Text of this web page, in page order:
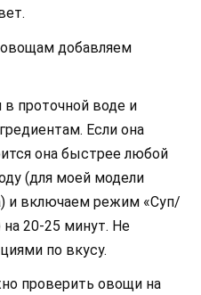
добавляем
проточной воде и
Если она
она быстрее любой
(для моей модели
и включаем режим «Суп/
20-25 минут. Не
по вкусу.
проверить овощи на